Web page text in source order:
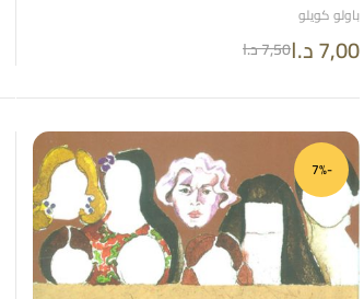
باولو كويلو
7,50د.ا 7,00د.ا
-7%